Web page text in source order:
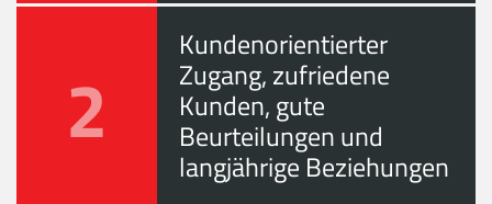
2
Kundenorientierter
Zugang, zufriedene
Kunden, gute
Beurteilungen und
langjährige Beziehungen